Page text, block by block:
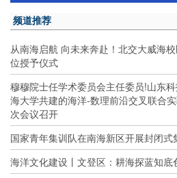
频道推荐
从南海启航 向未来奔赴！北交大威海
位授予仪式
穆穆院士任学术委员会主任委员!山东
海大学共建的海洋-数理前沿交叉联合
次会议召开
国家青年集训队在南海新区开展封闭式
海洋文化建设丨文登区：耕海探蓝知底